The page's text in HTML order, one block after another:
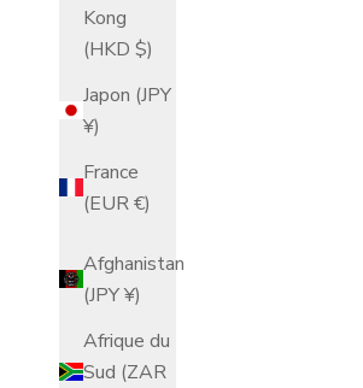
Kong
(HKD $)
Japon (JPY
¥)
France
(EUR €)
Afghanistan
(JPY ¥)
Afrique du
Sud (ZAR